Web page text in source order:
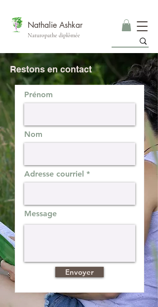
Nathalie Ashkar
Naturopathe diplômée
Restons en contact
Prénom
Nom
Adresse courriel
Message
Envoyer